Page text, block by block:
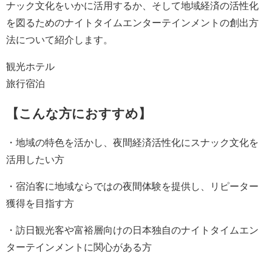
ナック文化をいかに活用するか、そして地域経済の活性化
を図るためのナイトタイムエンターテインメントの創出方
法について紹介します。
観光ホテル
旅行宿泊
【こんな方におすすめ】
・地域の特色を活かし、夜間経済活性化にスナック文化を
活用したい方
・宿泊客に地域ならではの夜間体験を提供し、リピーター
獲得を目指す方
・訪日観光客や富裕層向けの日本独自のナイトタイムエン
ターテインメントに関心がある方